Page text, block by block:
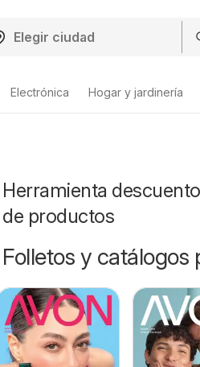
Electrónica Hogar y jardinería
Herramienta
de productos
Folletos y catálogos